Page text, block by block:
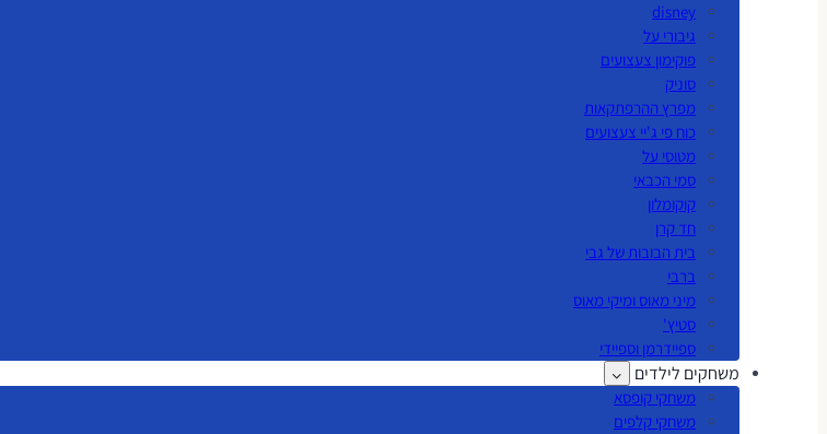
disney
גיבורי על
פוקימון צעצועים
סוניק
מפרץ ההרפתקאות
כוח פי ג'יי צעצועים
מטוסי על
סמי הכבאי
קוקומלון
חד קרן
בית הבובות של גבי
ברבי
מיני מאוס ומיקי מאוס
סטיץ'
ספיידרמן וספיידי
משחקים לילדים
משחקי קופסא
משחקי קלפים